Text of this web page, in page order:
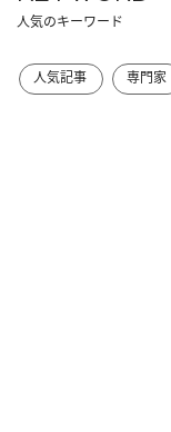
人気のキーワード
人気記事 専門家